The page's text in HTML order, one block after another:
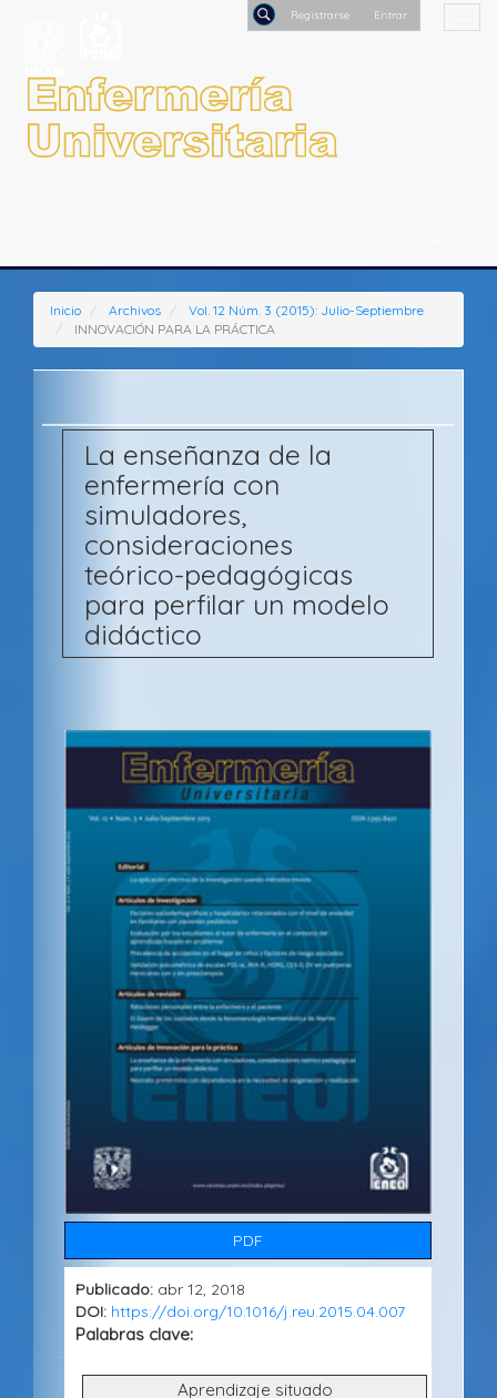
contenido
página
lateral
Inicio Archivos
Vol. 12 Núm. 3 (2015): Julio-Septiembre
INNOVACIÓN PARA LA PRÁCTICA
La enseñanza de la
enfermería con
simuladores,
consideraciones
teórico-pedagógicas
para perfilar un modelo
didáctico
B
r
r
a
a
l
e
l
a
PDF
Publicado: abr 12, 2018
DOI: https://doi.org/10.1016/j.reu.2015.04.007
Palabras clave:
Aprendizaje situado